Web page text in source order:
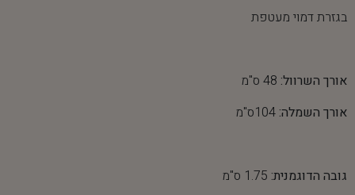
בגזרת דמוי מעטפת
אורך השרוול: 48 ס"מ
אורך השמלה:
גובה הדוגמנית: 1.75 ס"מ